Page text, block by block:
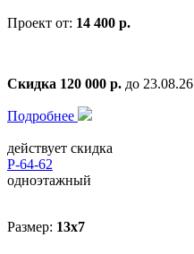
Проект от: 14 400 р.
Скидка 120 000 р. до 23.08.26
Подробнее
действует скидка
Р-64-62
одноэтажный
Размер: 13х7